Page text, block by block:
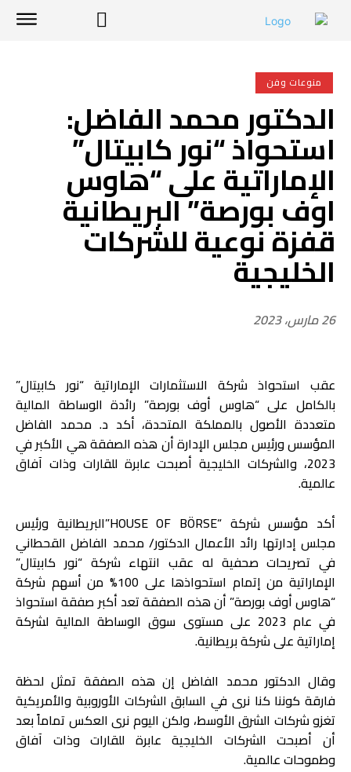
منوعات وفن
الدكتور محمد الفاضل:
استحواذ “نور كابيتال”
الإماراتية على “هاوس
اوف بورصة” البريطانية
قفزة نوعية للشركات
الخليجية
26 مارس، 2023
عقب استحواذ شركة الاستثمارات الإماراتية “نور كابيتال”
بالكامل على “هاوس أوف بورصة” رائدة الوساطة المالية
متعددة الأصول بالمملكة المتحدة، أكد د. محمد الفاضل
المؤسس ورئيس مجلس الإدارة أن هذه الصفقة هي الأكبر في
2023، والشركات الخليجية أصبحت عابرة للقارات وذات آفاق
عالمية.
أكد مؤسس شركة “HOUSE OF BÖRSE”البريطانية ورئيس
مجلس إدارتها رائد الأعمال الدكتور/ محمد الفاضل القحطاني
في تصريحات صحفية له عقب انتهاء شركة “نور كابيتال”
الإماراتية من إتمام استحواذها على 100% من أسهم شركة
“هاوس أوف بورصة” أن هذه الصفقة تعد أكبر صفقة استحواذ
في عام 2023 على مستوى سوق الوساطة المالية لشركة
إماراتية على شركة بريطانية.
وقال الدكتور محمد الفاضل إن هذه الصفقة تمثل لحظة
فارقة كوننا كنا نرى في السابق الشركات الأوروبية والأمريكية
تغزو شركات الشرق الأوسط، ولكن اليوم نرى العكس تماماً بعد
أن أصبحت الشركات الخليجية عابرة للقارات وذات آفاق
وطموحات عالمية.